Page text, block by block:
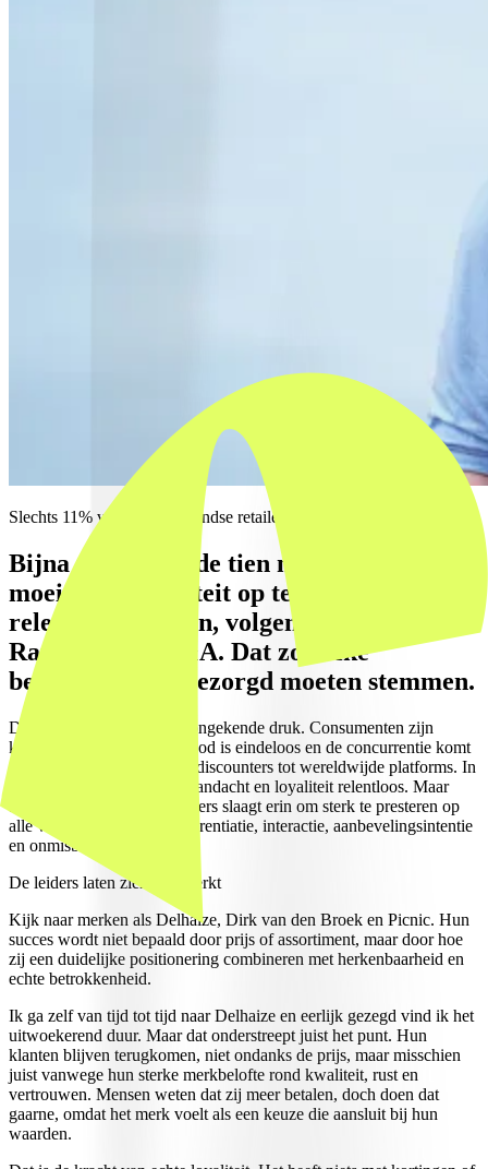
Slechts 11% van de Nederlandse retailers doen het echt goed.
Bijna negen van de tien merken hebben
moeite om loyaliteit op te bouwen of
relevant te blijven, volgens de Retail
Ranking van Q&A. Dat zou elke
bestuurskamer bezorgd moeten stemmen.
De retailmarkt staat onder ongekende druk. Consumenten zijn
kritischer dan ooit, het aanbod is eindeloos en de concurrentie komt
van alle kanten: agressieve discounters tot wereldwijde platforms. In
die context is de strijd om aandacht en loyaliteit relentloos. Maar
alleen een kleine groep spelers slaagt erin om sterk te presteren op
alle vlakken: loyaliteit, differentiatie, interactie, aanbevelingsintentie
en onmisbaarheid.
De leiders laten zien wat werkt
Kijk naar merken als Delhaize, Dirk van den Broek en Picnic. Hun
succes wordt niet bepaald door prijs of assortiment, maar door hoe
zij een duidelijke positionering combineren met herkenbaarheid en
echte betrokkenheid.
Ik ga zelf van tijd tot tijd naar Delhaize en eerlijk gezegd vind ik het
uitwoekerend duur. Maar dat onderstreept juist het punt. Hun
klanten blijven terugkomen, niet ondanks de prijs, maar misschien
juist vanwege hun sterke merkbelofte rond kwaliteit, rust en
vertrouwen. Mensen weten dat zij meer betalen, doch doen dat
gaarne, omdat het merk voelt als een keuze die aansluit bij hun
waarden.